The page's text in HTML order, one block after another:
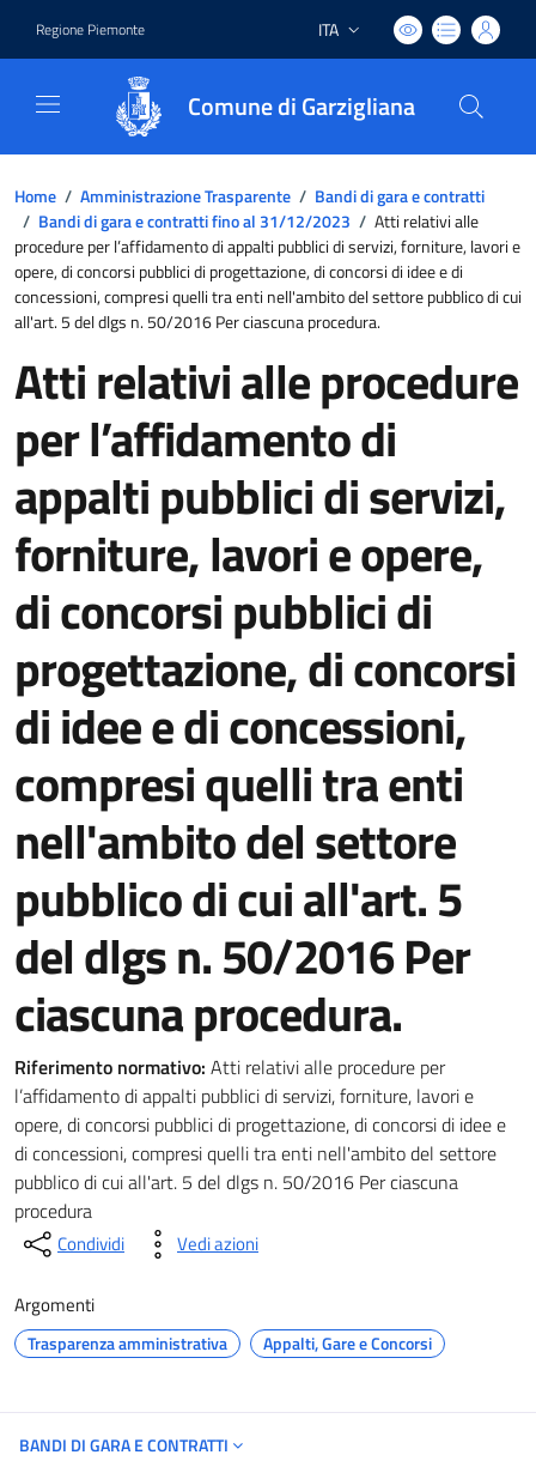
Regione Piemonte Lingua attiva:
ITA
Comune di Garzigliana
Home / Amministrazione Trasparente / Bandi di gara e contratti
/ Bandi di gara e contratti fino al 31/12/2023 / Atti relativi alle
procedure per l’affidamento di appalti pubblici di servizi, forniture, lavori e
opere, di concorsi pubblici di progettazione, di concorsi di idee e di
concessioni, compresi quelli tra enti nell'ambito del settore pubblico di cui
all'art. 5 del dlgs n. 50/2016 Per ciascuna procedura.
Atti relativi alle procedure
per l’affidamento di
appalti pubblici di servizi,
forniture, lavori e opere,
di concorsi pubblici di
progettazione, di concorsi
di idee e di concessioni,
compresi quelli tra enti
nell'ambito del settore
pubblico di cui all'art. 5
del dlgs n. 50/2016 Per
ciascuna procedura.
Riferimento normativo: Atti relativi alle procedure per
l’affidamento di appalti pubblici di servizi, forniture, lavori e
opere, di concorsi pubblici di progettazione, di concorsi di idee e
di concessioni, compresi quelli tra enti nell'ambito del settore
pubblico di cui all'art. 5 del dlgs n. 50/2016 Per ciascuna
procedura
Condividi Vedi azioni
Argomenti
Trasparenza amministrativa Appalti, Gare e Concorsi
BANDI DI GARA E CONTRATTI